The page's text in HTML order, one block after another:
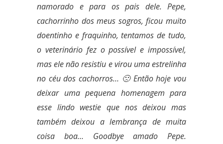
namorado e para os pais dele. Pepe,
cachorrinho dos meus sogros, ficou muito
doentinho e fraquinho, tentamos de tudo,
o veterinário fez o possível e impossível,
mas ele não resistiu e virou uma estrelinha
no céu dos cachorros… 🙁 Então hoje vou
deixar uma pequena homenagem para
esse lindo westie que nos deixou mas
também deixou a lembrança de muita
coisa boa… Goodbye amado Pepe.